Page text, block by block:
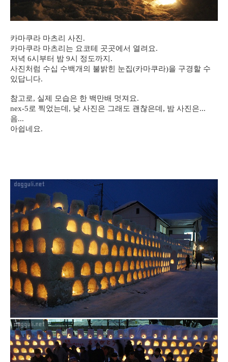
카마쿠라 마츠리 사진.
카마쿠라 마츠리는 요코테 곳곳에서 열려요.
저녁 6시부터 밤 9시 정도까지.
사진처럼 수십 수백개의 불밝힌 눈집(카마쿠라)을 구경할 수
있답니다.
참고로, 실제 모습은 한 백만배 멋져요.
nex-5로 찍었는데, 낮 사진은 그래도 괜찮은데, 밤 사진은...
음...
아쉽네요.